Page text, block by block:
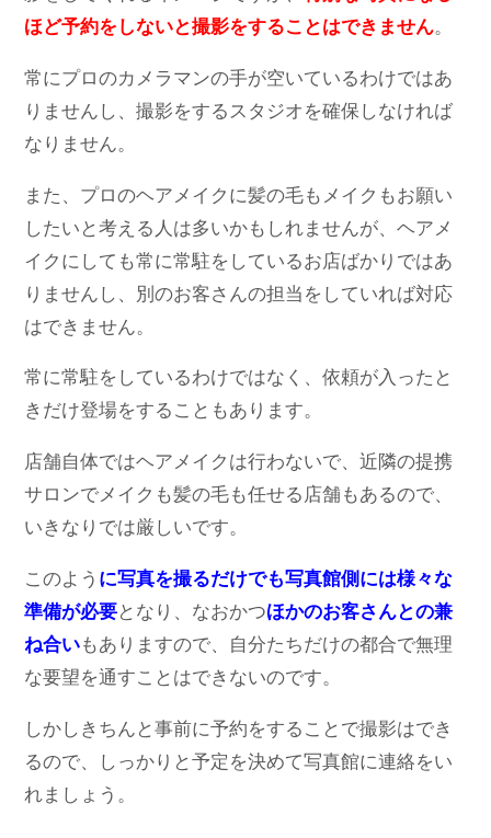
ほど予約をしないと撮影をすることはできません。
常にプロのカメラマンの手が空いているわけではあ
りませんし、撮影をするスタジオを確保しなければ
なりません。
また、プロのヘアメイクに髪の毛もメイクもお願い
したいと考える人は多いかもしれませんが、ヘアメ
イクにしても常に常駐をしているお店ばかりではあ
りませんし、別のお客さんの担当をしていれば対応
はできません。
常に常駐をしているわけではなく、依頼が入ったと
きだけ登場をすることもあります。
店舗自体ではヘアメイクは行わないで、近隣の提携
サロンでメイクも髪の毛も任せる店舗もあるので、
いきなりでは厳しいです。
このよう に写真を撮るだけでも写真館側には様々な
準備が必要となり、なおかつほかのお客さんとの兼
ね合いもありますので、自分たちだけの都合で無理
な要望を通すことはできないのです。
しかしきちんと事前に予約をすることで撮影はでき
るので、しっかりと予定を決めて写真館に連絡をい
れましょう。